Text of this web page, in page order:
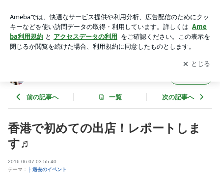
からお届けアプリをダウンロードして ブログの更新通知
を受け取りまし
ょう。
開く
前の記事へ 一覧 次の記事へ
香港で初めての出店！レポートしま
す♬
2016-06-07 03:55:40
テーマ：
├ 過去のイベント